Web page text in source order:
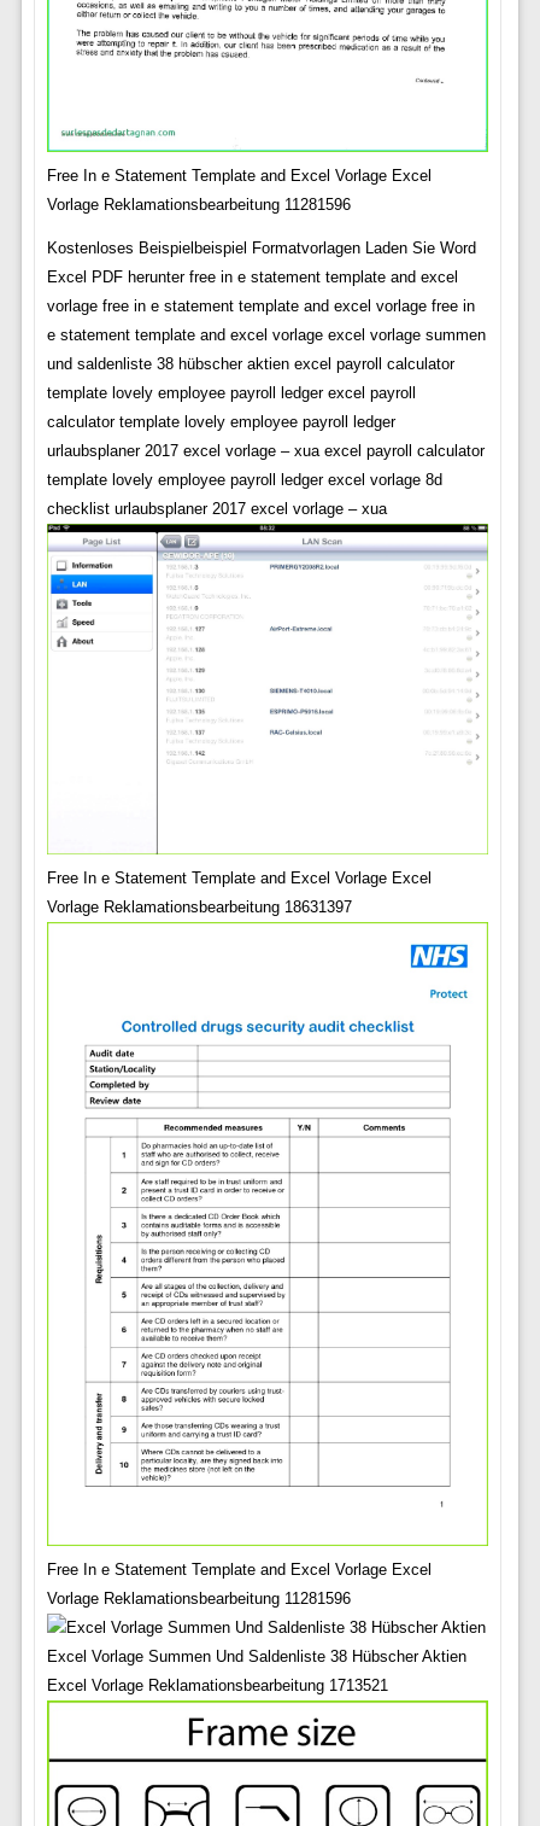
Free In e Statement Template and Excel Vorlage Excel
Vorlage Reklamationsbearbeitung 11281596
Kostenloses Beispielbeispiel Formatvorlagen Laden Sie Word
Excel PDF herunter free in e statement template and excel
vorlage free in e statement template and excel vorlage free in
e statement template and excel vorlage excel vorlage summen
und saldenliste 38 hübscher aktien excel payroll calculator
template lovely employee payroll ledger excel payroll
calculator template lovely employee payroll ledger
urlaubsplaner 2017 excel vorlage – xua excel payroll calculator
template lovely employee payroll ledger excel vorlage 8d
checklist urlaubsplaner 2017 excel vorlage – xua
Free In e Statement Template and Excel Vorlage Excel
Vorlage Reklamationsbearbeitung 18631397
Free In e Statement Template and Excel Vorlage Excel
Vorlage Reklamationsbearbeitung 11281596
Excel Vorlage Summen Und Saldenliste 38 Hübscher Aktien
Excel Vorlage Reklamationsbearbeitung 1713521